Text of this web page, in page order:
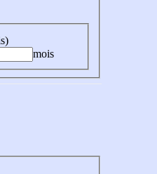
mois